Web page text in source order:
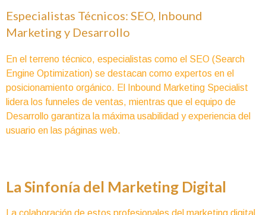
Especialistas Técnicos: SEO, Inbound
Marketing y Desarrollo
En el terreno técnico, especialistas como el SEO (Search
Engine Optimization) se destacan como expertos en el
posicionamiento orgánico. El Inbound Marketing Specialist
lidera los funneles de ventas, mientras que el equipo de
Desarrollo garantiza la máxima usabilidad y experiencia del
usuario en las páginas web.
La Sinfonía del Marketing Digital
La colaboración de estos profesionales del marketing digital